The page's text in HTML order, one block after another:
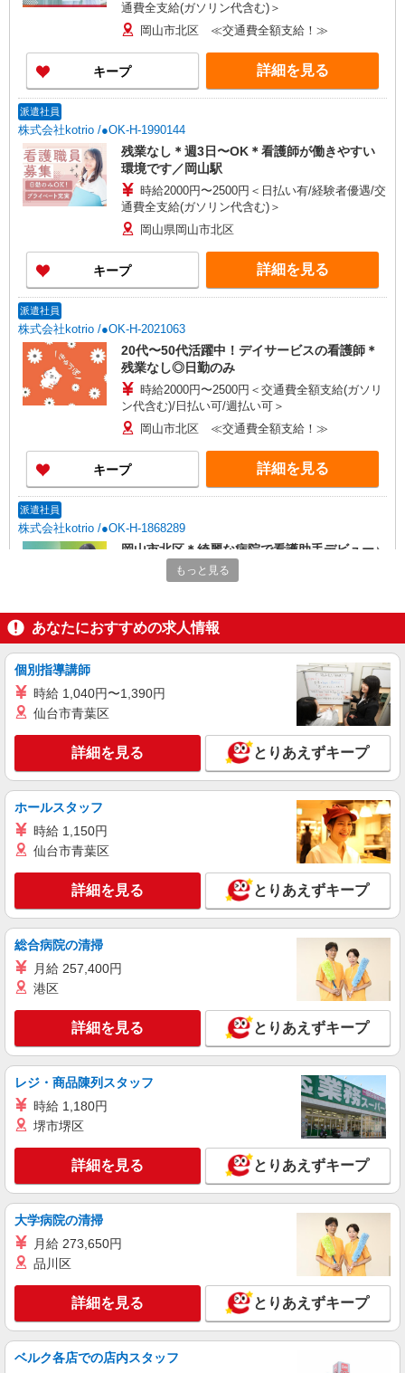
通費全支給(ガソリン代含む)＞
岡山市北区 ≪交通費全額支給！≫
キープ 詳細を見る
派遣社員
株式会社kotrio /●OK-H-1990144
残業なし＊週3日〜OK＊看護師が働きやすい
環境です／岡山駅
時給2000円〜2500円＜日払い有/経験者優遇/交
通費全支給(ガソリン代含む)＞
岡山県岡山市北区
キープ 詳細を見る
派遣社員
株式会社kotrio /●OK-H-2021063
20代〜50代活躍中！デイサービスの看護師＊
残業なし◎日勤のみ
時給2000円〜2500円＜交通費全額支給(ガソリ
ン代含む)/日払い可/週払い可＞
岡山市北区 ≪交通費全額支給！≫
キープ 詳細を見る
派遣社員
株式会社kotrio /●OK-H-1868289
岡山市北区＊綺麗な病院で看護助手デビュー♪
無資格・未経験OK
岡山市北区 ≪交通費全額支給！≫
詳細を見る
派遣社員
＜岡山市北区＞週3〜＆日払いOK◎高収入な
看護スタッフ募集！
時給2000円〜2500円 ＜日払い有/週払い有/交
岡山市北区 ≪交通費全額支給！≫
詳細を見る
派遣社員
株式会社kotrio /●OK-H-1993857
岡山市北区｜家庭と両立できる＊デイサービス
看護師【夜勤なし】
時給2000円〜2500円 ＜日払い有/週払い有/交
岡山市北区
キープ 詳細を見る
派遣社員
株式会社kotrio /●OK-H-2021116
岡山市北区＊日勤のみ/残業なし！健康管理メ
インの看護スタッフ
時給2000円〜2500円＜交通費全額支給(ガソリ
ン代含む)/日払い可/週払い可＞
岡山市北区 ≪交通費全額支給！≫
詳細を見る
株式会社kotrio /●OK-H-1909268
≪岡山市北区／看護助手≫子育て世代活躍中！
働きやすい環境♪
もっと見る
あなたにおすすめの求人情報
個別指導講師
時給 1,040円〜1,390円
仙台市青葉区
詳細を見る とりあえずキープ
ホールスタッフ
時給 1,150円
仙台市青葉区
詳細を見る とりあえずキープ
総合病院の清掃
月給 257,400円
港区
詳細を見る とりあえずキープ
レジ・商品陳列スタッフ
時給 1,180円
堺市堺区
詳細を見る とりあえずキープ
大学病院の清掃
月給 273,650円
品川区
詳細を見る とりあえずキープ
ベルク各店での店内スタッフ